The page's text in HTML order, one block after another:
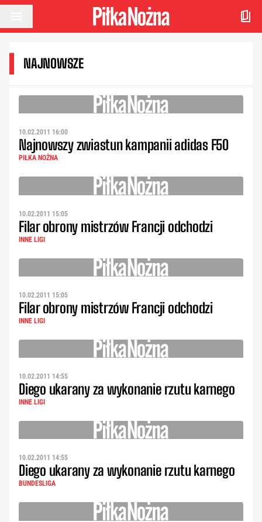
Przejdź do treści
NAJNOWSZE
10.02.2011 16:00
Najnowszy zwiastun kampanii adidas F50
PIŁKA NOŻNA
10.02.2011 15:05
Filar obrony mistrzów Francji odchodzi
INNE LIGI
10.02.2011 15:05
Filar obrony mistrzów Francji odchodzi
INNE LIGI
10.02.2011 14:55
Diego ukarany za wykonanie rzutu karnego
INNE LIGI
10.02.2011 14:55
Diego ukarany za wykonanie rzutu karnego
BUNDESLIGA